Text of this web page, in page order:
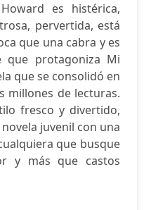
es histérica,
pervertida, está
que una cabra y es
que protagoniza Mi
que se consolidó en
millones de lecturas.
fresco y divertido,
juvenil con una
que busque
y más que castos